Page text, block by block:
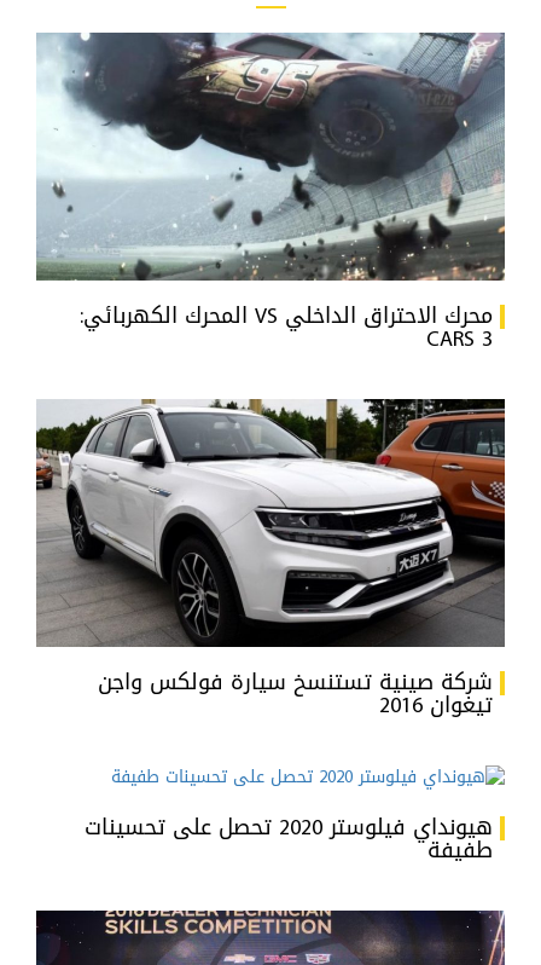
محرك الاحتراق الداخلي VS المحرك الكهربائي:
CARS 3
شركة صينية تستنسخ سيارة فولكس واجن
تيغوان 2016
هيونداي فيلوستر 2020 تحصل على تحسينات
طفيفة